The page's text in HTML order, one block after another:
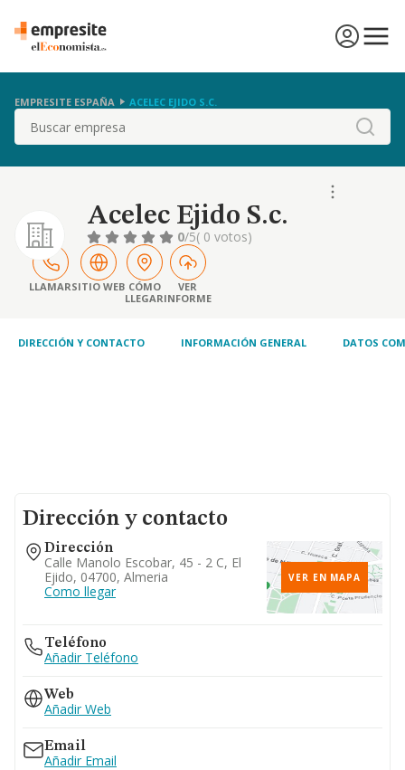
EMPRESITE ESPAÑA ACELEC EJIDO S.C.
Buscar
Acelec Ejido S.c.
0/5( 0 votos)
LLAMARSITIO WEB CÓMO
LLEGAR
VER
INFORME
DIRECCIÓN Y CONTACTO INFORMACIÓN GENERAL DATOS
Dirección y contacto
Dirección
Calle Manolo Escobar, 45 - 2 C, El
Ejido, 04700, Almeria
Como llegar
VER EN MAPA
Teléfono
Añadir Teléfono
Web
Añadir Web
Email
Añadir Email